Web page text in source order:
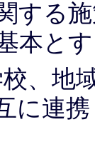
する
本と
、地
に連